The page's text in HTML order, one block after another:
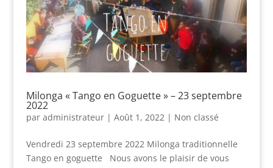
Milonga « Tango en Goguette » – 23 septembre
2022
par administrateur| Août 1, 2022 | Non classé
Vendredi 23 septembre 2022 Milonga traditionnelle
Tango en goguette Nous avons le plaisir de vous